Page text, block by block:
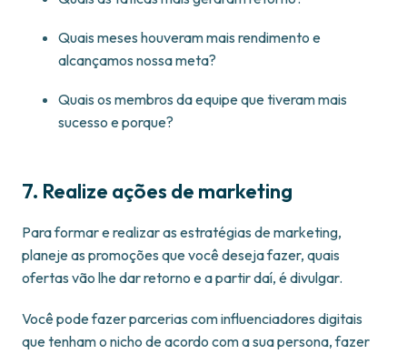
Quais meses houveram mais rendimento e
alcançamos nossa meta?
Quais os membros da equipe que tiveram mais
sucesso e porque?
7. Realize ações de marketing
Para formar e realizar as estratégias de marketing,
planeje as promoções que você deseja fazer, quais
ofertas vão lhe dar retorno e a partir daí, é divulgar.
Você pode fazer parcerias com influenciadores digitais
que tenham o nicho de acordo com a sua persona, fazer